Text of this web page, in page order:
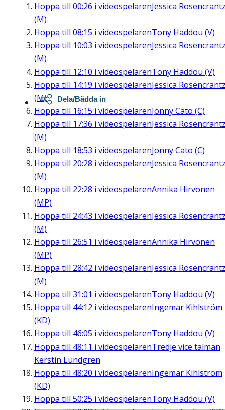
Hoppa till 00:26 i videospelarenJessica
(M)
Hoppa till 08:15 i videospelarenTony Haddou (V)
Hoppa till 10:03 i videospelarenJessica
(M)
Hoppa till 12:10 i videospelarenTony Haddou (V)
Hoppa till 14:19 i videospelarenJessica
(M)
Hoppa till 16:15 i videospelarenJonny Cato (C)
Hoppa till 17:36 i videospelarenJessica
(M)
Hoppa till 18:53 i videospelarenJonny Cato (C)
Hoppa till 20:28 i videospelarenJessica
(M)
Hoppa till 22:28 i videospelarenAnnika Hirvonen
(MP)
Hoppa till 24:43 i videospelarenJessica
(M)
Hoppa till 26:51 i videospelarenAnnika Hirvonen
(MP)
Hoppa till 28:42 i videospelarenJessica
(M)
Hoppa till 31:01 i videospelarenTony Haddou (V)
Hoppa till 44:12 i videospelarenIngemar Kihlström
(KD)
Hoppa till 46:05 i videospelarenTony Haddou (V)
Hoppa till 48:11 i videospelarenTredje vice talman
Kerstin Lundgren
Hoppa till 48:20 i videospelarenIngemar Kihlström
(KD)
Hoppa till 50:25 i videospelarenTony Haddou (V)
Dela/Bädda in